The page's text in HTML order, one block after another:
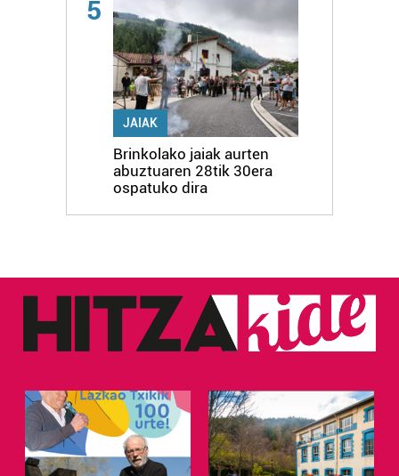
5
JAIAK
Brinkolako jaiak aurten
abuztuaren 28tik 30era
ospatuko dira